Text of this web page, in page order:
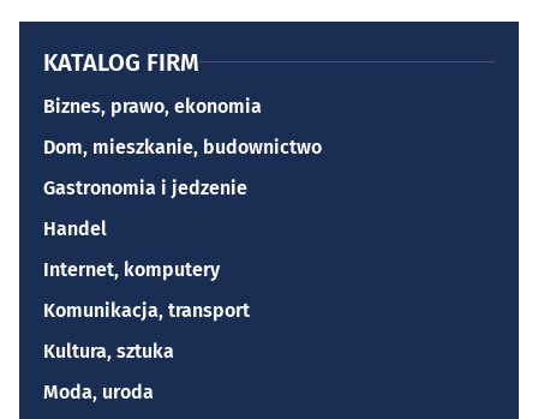
KATALOG FIRM
Biznes, prawo, ekonomia
Dom, mieszkanie, budownictwo
Gastronomia i jedzenie
Handel
Internet, komputery
Komunikacja, transport
Kultura, sztuka
Moda, uroda